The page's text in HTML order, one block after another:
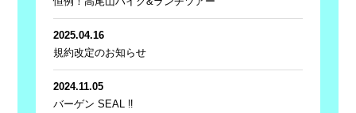
2025.04.16
規約改定のお知らせ
2024.11.05
バーゲン SEAL ‼